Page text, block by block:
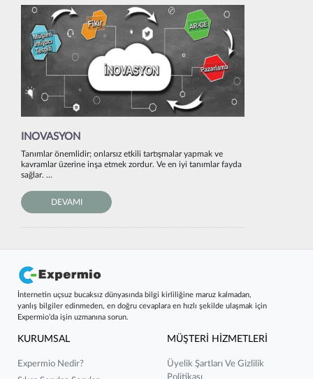
INOVASYON
Tanımlar önemlidir; onlarsız etkili tartışmalar yapmak ve
kavramlar üzerine inşa etmek zordur. Ve en iyi tanımlar fayda
sağlar. ...
DEVAMI
İnternetin uçsuz bucaksız dünyasında bilgi kirliliğine maruz kalmadan,
yanlış bilgiler edinmeden, en doğru cevaplara en hızlı şekilde ulaşmak için
Expermio’da işin uzmanına sorun.
KURUMSAL
Expermio Nedir?
MÜŞTERİ HİZMETLERİ
Üyelik Şartları Ve Gizlilik